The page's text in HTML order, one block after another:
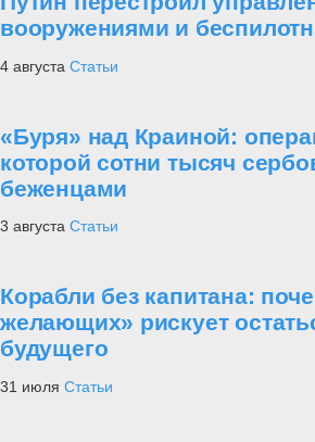
вооружениями и
4 августа Статьи
«Буря» над Краиной:
которой сотни тысяч
беженцами
3 августа Статьи
Корабли без капитана:
желающих» рискует
будущего
31 июля Статьи